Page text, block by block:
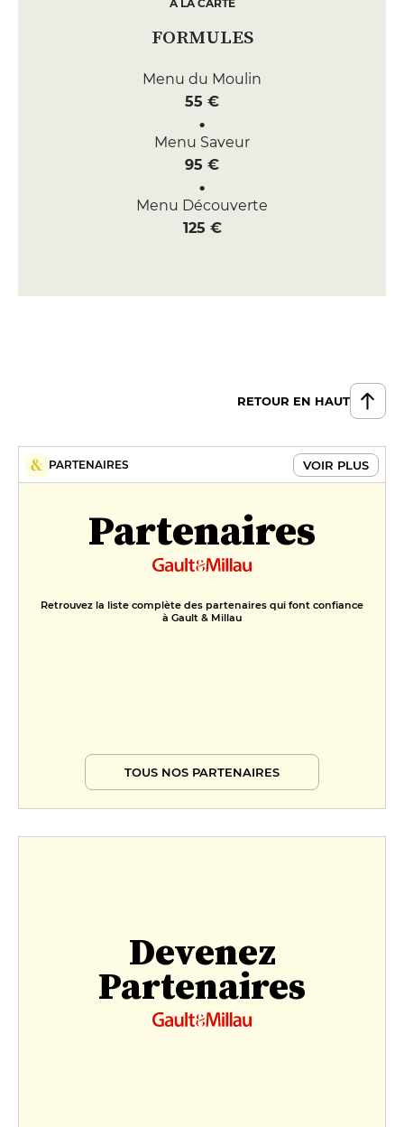
A LA CARTE
FORMULES
Menu du Moulin
55 €
Menu Saveur
95 €
Menu Découverte
125 €
RETOUR EN HAUT
PARTENAIRES VOIR PLUS
Partenaires
Retrouvez la liste complète des partenaires qui font confiance
à Gault & Millau
TOUS NOS PARTENAIRES
Devenez
Partenaires